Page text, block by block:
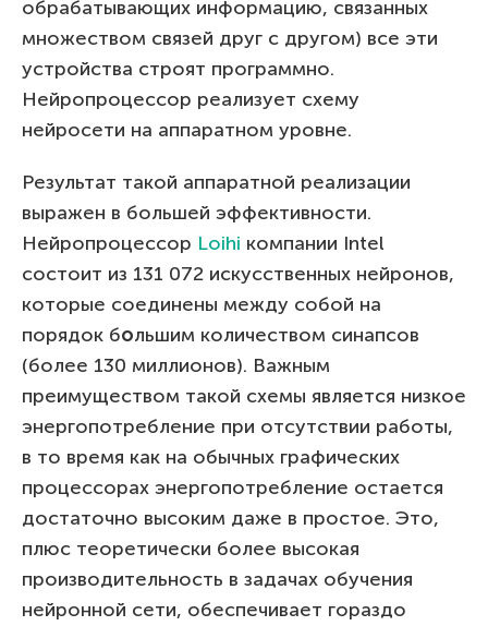
обрабатывающих информацию, связанных
множеством связей друг с другом) все эти
устройства строят программно.
Нейропроцессор реализует схему
нейросети на аппаратном уровне.
Результат такой аппаратной реализации
выражен в большей эффективности.
Нейропроцессор Loihi компании Intel
состоит из 131 072 искусственных нейронов,
которые соединены между собой на
порядок большим количеством синапсов
(более 130 миллионов). Важным
преимуществом такой схемы является низкое
энергопотребление при отсутствии работы,
в то время как на обычных графических
процессорах энергопотребление остается
достаточно высоким даже в простое. Это,
плюс теоретически более высокая
производительность в задачах обучения
нейронной сети, обеспечивает гораздо